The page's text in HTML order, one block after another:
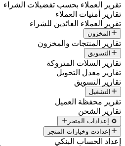
تقرير العملاء بحسب تفضيلات الشراء
تقارير أمنيات العملاء
تقرير العملاء العائدين للشراء
المخزون
تقارير المنتجات والمخزون
التسويق
تقارير السلات المتروكة
تقارير معدل التحويل
تقارير التسويق
التشغيل
تقرير محفظة العميل
تقارير الشحن
⚙️ إعدادات المتجر
إعدادت وخيارات المتجر
إعداد الحساب البنكي